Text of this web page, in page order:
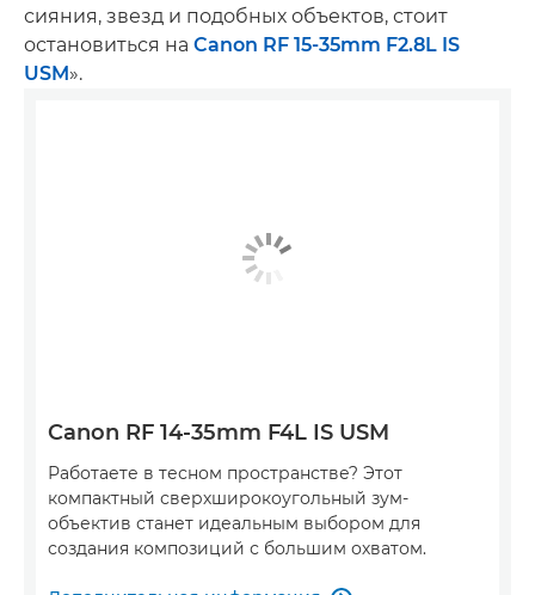
сияния, звезд и подобных объектов, стоит
остановиться на Canon RF 15-35mm F2.8L IS
USM».
Canon RF 14-35mm F4L IS USM
Работаете в тесном пространстве? Этот
компактный сверхширокоугольный зум-
объектив станет идеальным выбором для
создания композиций с большим охватом.